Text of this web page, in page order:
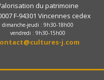
du patrimoine
F-94301 Vincennes cedex
dimanche-jeudi : 9h30-18h00
vendredi : 9h30-15h00
j.com